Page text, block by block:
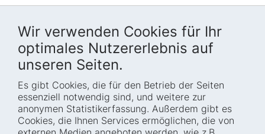
Wir verwenden Cookies für Ihr
optimales Nutzererlebnis auf
unseren Seiten.
Es gibt Cookies, die für den Betrieb der Seiten
essenziell notwendig sind, und weitere zur
anonymen Statistikerfassung. Außerdem gibt es
Cookies, die Ihnen Services ermöglichen, die von
Startseite
Wer wir sind
Wie wir arbeiten
Blog
Presse
Termine